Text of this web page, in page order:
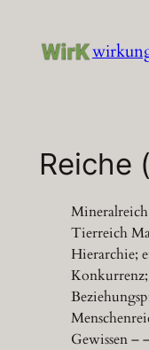
Inhalt
Reiche
Tierreich
Hierarchie;
Gewissen –